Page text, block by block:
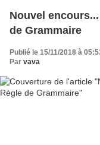
Nouvel
de Grammaire
Publié le 15/11/2018 à
Par vava